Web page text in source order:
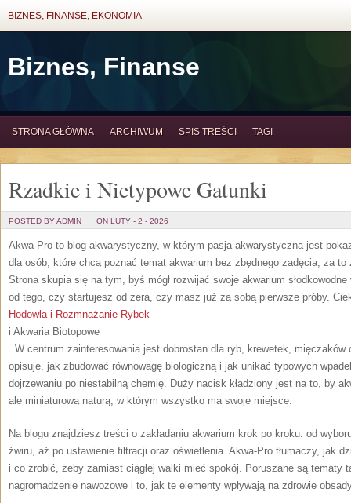
BIZNES, FINANSE, EKONOMIA
Biznes, Finanse
STRONA GŁÓWNA ARCHIWUM SPIS TREŚCI TAGI
Rzadkie i Nietypowe Gatunki
POSTED BY ADMIN ON LUTY - 2 - 2026
Akwa-Pro to blog akwarystyczny, w którym pasja akwarystyczna jest
dla osób, które chcą poznać temat akwarium bez zbędnego zadęcia, za
Strona skupia się na tym, byś mógł rozwijać swoje akwarium
od tego, czy startujesz od zera, czy masz już za sobą pierwsze próby.
Hodowla i Rozmnażanie Rybek
i Akwaria Biotopowe
. W centrum zainteresowania jest dobrostan dla ryb, krewetek, mięczaków
opisuje, jak zbudować równowagę biologiczną i jak unikać typowych
dojrzewaniu po niestabilną chemię. Duży nacisk kładziony jest na to, by
ale miniaturową naturą, w którym wszystko ma swoje miejsce.
Na blogu znajdziesz treści o zakładaniu akwarium krok po kroku: od
żwiru, aż po ustawienie filtracji oraz oświetlenia. Akwa-Pro tłumaczy, jak
i co zrobić, żeby zamiast ciągłej walki mieć spokój. Poruszane są tematy
nagromadzenie nawozowe i to, jak te elementy wpływają na zdrowie